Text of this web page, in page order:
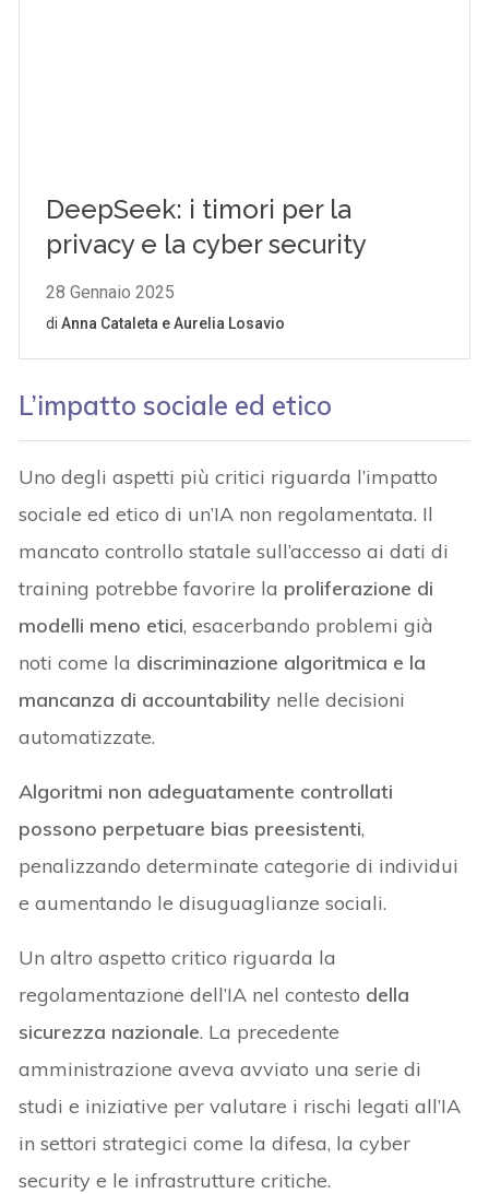
L’impatto sociale ed etico
Uno degli aspetti più critici riguarda l’impatto
sociale ed etico di un’IA non regolamentata. Il
mancato controllo statale sull’accesso ai dati di
training potrebbe favorire la proliferazione di
modelli meno etici, esacerbando problemi già
noti come la discriminazione algoritmica e la
mancanza di accountability nelle decisioni
automatizzate.
Algoritmi non adeguatamente controllati
possono perpetuare bias preesistenti,
penalizzando determinate categorie di individui
e aumentando le disuguaglianze sociali.
Un altro aspetto critico riguarda la
regolamentazione dell’IA nel contesto della
sicurezza nazionale. La precedente
amministrazione aveva avviato una serie di
studi e iniziative per valutare i rischi legati all’IA
in settori strategici come la difesa, la cyber
security e le infrastrutture critiche.